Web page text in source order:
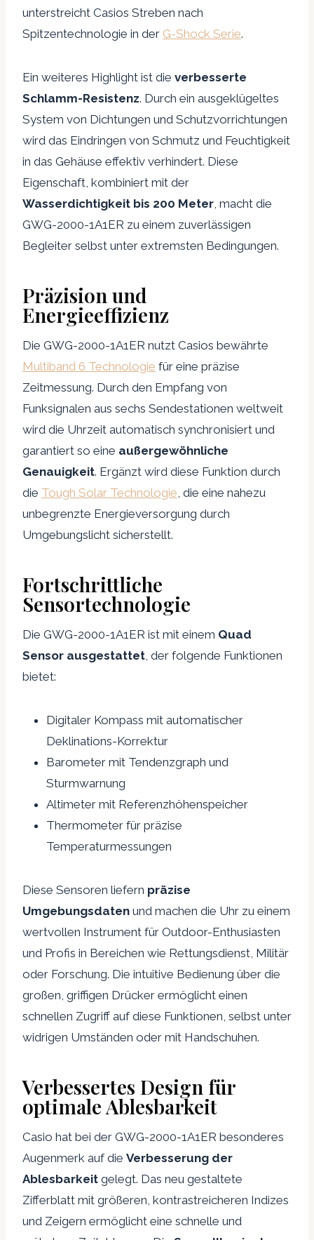
unterstreicht Casios Streben nach
Spitzentechnologie in der G-Shock Serie.
Ein weiteres Highlight ist die verbesserte
Schlamm-Resistenz. Durch ein ausgeklügeltes
System von Dichtungen und Schutzvorrichtungen
wird das Eindringen von Schmutz und Feuchtigkeit
in das Gehäuse effektiv verhindert. Diese
Eigenschaft, kombiniert mit der
Wasserdichtigkeit bis 200 Meter, macht die
GWG-2000-1A1ER zu einem zuverlässigen
Begleiter selbst unter extremsten Bedingungen.
Präzision und
Energieeffizienz
Die GWG-2000-1A1ER nutzt Casios bewährte
Multiband 6 Technologie für eine präzise
Zeitmessung. Durch den Empfang von
Funksignalen aus sechs Sendestationen weltweit
wird die Uhrzeit automatisch synchronisiert und
garantiert so eine außergewöhnliche
Genauigkeit. Ergänzt wird diese Funktion durch
die Tough Solar Technologie, die eine nahezu
unbegrenzte Energieversorgung durch
Umgebungslicht sicherstellt.
Fortschrittliche
Sensortechnologie
Die GWG-2000-1A1ER ist mit einem Quad
Sensor ausgestattet, der folgende Funktionen
bietet:
Digitaler Kompass mit automatischer
Deklinations-Korrektur
Barometer mit Tendenzgraph und
Sturmwarnung
Altimeter mit Referenzhöhenspeicher
Thermometer für präzise
Temperaturmessungen
Diese Sensoren liefern präzise
Umgebungsdaten und machen die Uhr zu einem
wertvollen Instrument für Outdoor-Enthusiasten
und Profis in Bereichen wie Rettungsdienst, Militär
oder Forschung. Die intuitive Bedienung über die
großen, griffigen Drücker ermöglicht einen
schnellen Zugriff auf diese Funktionen, selbst unter
widrigen Umständen oder mit Handschuhen.
Verbessertes Design für
optimale Ablesbarkeit
Casio hat bei der GWG-2000-1A1ER besonderes
Augenmerk auf die Verbesserung der
Ablesbarkeit gelegt. Das neu gestaltete
Zifferblatt mit größeren, kontrastreicheren Indizes
und Zeigern ermöglicht eine schnelle und